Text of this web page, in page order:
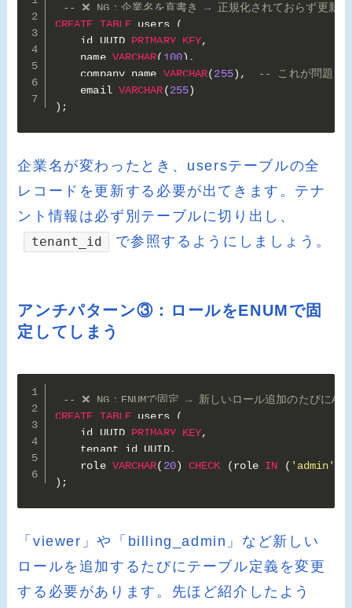
-- ❌ NG：企業名を直書き → 正規化されておらず更新が
CREATE TABLE users
(
    id UUID
PRIMARY KEY,
    name
VARCHAR( 100) ,
    company_name
VARCHAR(255) ,
-- これが問題
    email
VARCHAR(255)
) ;
企業名が変わったとき、usersテーブルの全
レコードを更新する必要が出てきます。テナ
ント情報は必ず別テーブルに切り出し、
tenant_id で参照するようにしましょう。
アンチパターン③：ロールをENUMで固
定してしまう
-- ❌ NG：ENUMで固定 → 新しいロール追加のたびに
CREATE TABLE users
(
    id UUID
PRIMARY KEY,
    tenant_id UUID
,
    role
VARCHAR( 20) CHECK (role IN ( 'admin'
) ;
「viewer」や「billing_admin」など新しい
ロールを追加するたびにテーブル定義を変更
する必要があります。先ほど紹介したよう